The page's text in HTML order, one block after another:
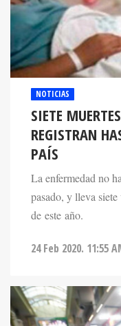
NOTICIAS
SIETE
REGISTRAN
PAÍS
La enfermedad no
pasado, y lleva
de este año.
24 Feb 2020. 11:55